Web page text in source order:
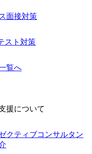
面接対策
スト対策
覧へ
援について
クティブコンサルタン